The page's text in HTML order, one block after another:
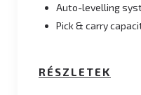
Auto-levelling
Pick & carry
RÉSZLETEK